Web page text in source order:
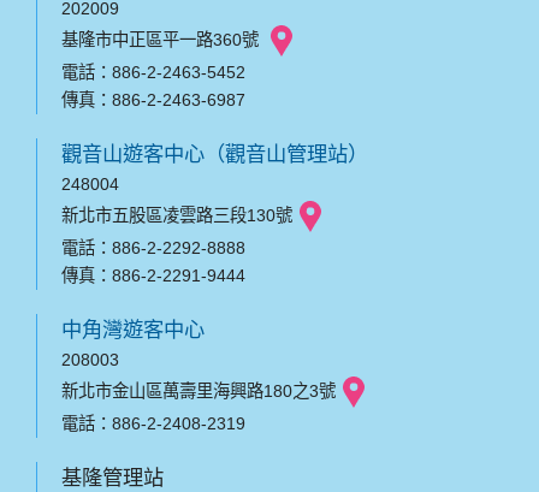
202009
基隆市中正區平一路360號
電話：886-2-2463-5452
傳真：886-2-2463-6987
觀音山遊客中心（觀音山管理站）
248004
新北市五股區凌雲路三段130號
電話：886-2-2292-8888
傳真：886-2-2291-9444
中角灣遊客中心
208003
新北市金山區萬壽里海興路180之3號
電話：886-2-2408-2319
基隆管理站